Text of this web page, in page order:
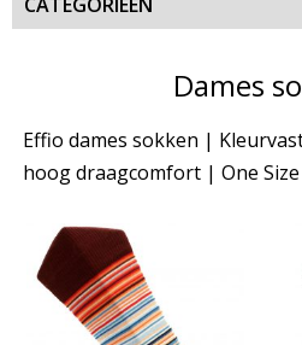
Dames
Effio dames sokken |
hoog draagcomfort | One